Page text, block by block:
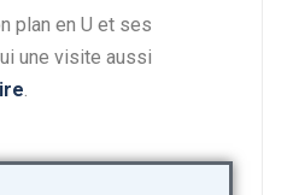
plan en U et ses
une visite aussi
.